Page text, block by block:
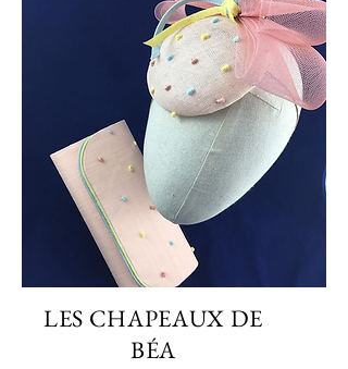
LES CHAPEAUX DE
BÉA